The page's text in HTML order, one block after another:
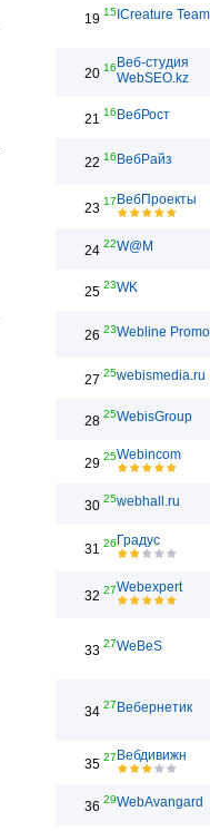
19 15 ICreature Team
20 16 Веб-студия
WebSEO.kz
21 16 ВебРост
22 16 ВебРайз
23 17 ВебПроекты
24 22W@M
25 23WK
26 23Webline
27 25webismedia.ru
28 25WebisGroup
29 25Webincom
30 25webhall.ru
31 26 Градус
32 27Webexpert
33 27WeBeS
34 27 Вебернетик
35 27 Вебдивижн
36 29WebAvangard